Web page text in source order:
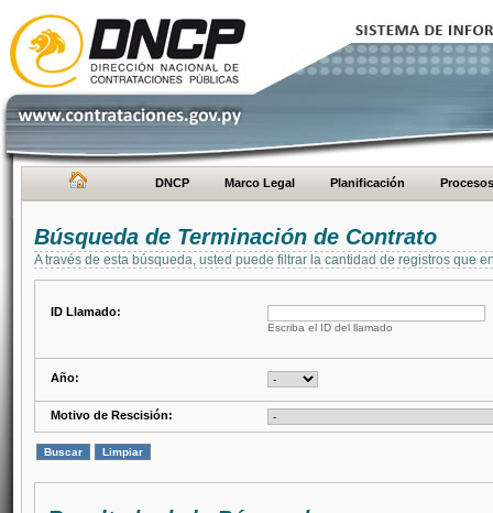
DNCP Marco Legal Planificación Procesos
Búsqueda de Terminación de Contrato
A través de esta búsqueda, usted puede filtrar la cantidad de registros que
ID Llamado:
Escriba el ID del llamado
Año:
Motivo de Rescisión: